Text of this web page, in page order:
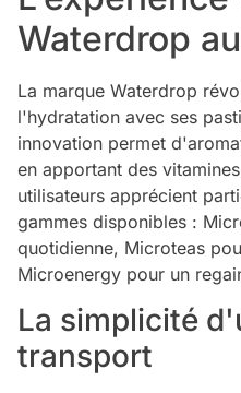
Waterdrop
La marque Waterdrop
l'hydratation avec ses
innovation permet
en apportant des
utilisateurs apprécient
gammes disponibles :
quotidienne, Microteas
Microenergy pour un
La simplicité
transport